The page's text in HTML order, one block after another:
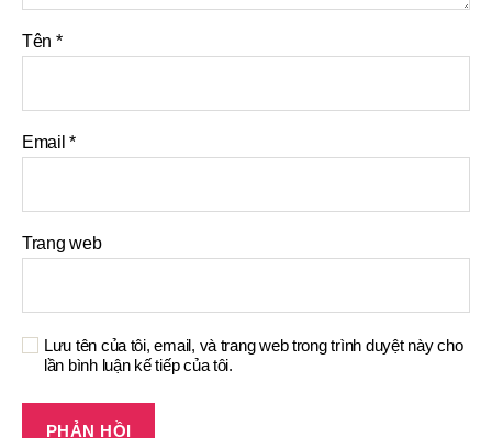
Tên *
Email*
Trang web
Lưu tên của tôi, email, và trang web trong trình duyệt này cho
lần bình luận kế tiếp của tôi.